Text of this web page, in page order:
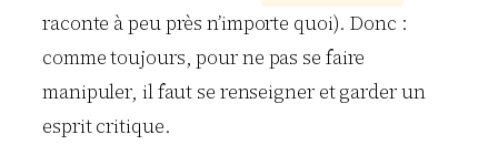
raconte à peu près n’importe quoi). Donc :
comme toujours, pour ne pas se faire
manipuler, il faut se renseigner et garder un
esprit critique.